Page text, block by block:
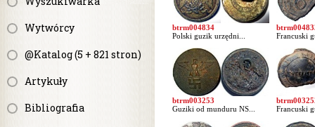
Wytwórcy
@Katalog (5 + 821 stron)
Artykuły
Bibliografia
btrm004834
Polski guzik urzędni...
Francuski
btrm003253
Guziki od munduru NS...
Francuski